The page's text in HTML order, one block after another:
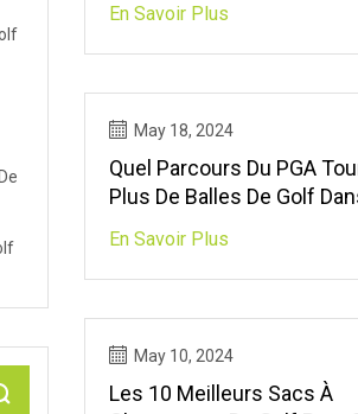
En Savoir Plus
May 18, 2024
Quel Parcours Du PGA
Plus De Balles De Golf
En Savoir Plus
May 10, 2024
Les 10 Meilleurs Sacs À